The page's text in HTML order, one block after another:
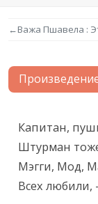
←Важа Пшавела :
Текст
Капитан,
Штурман
Мэгги, Мод,
Всех любили,